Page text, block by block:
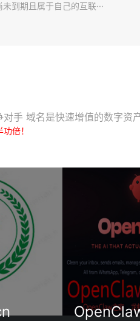
到期且属于自己的互联···
手 域名是快速增值的数字资
倍！